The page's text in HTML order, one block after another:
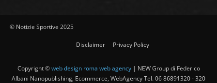
© Notizie Sportive 2025
Disclaimer Privacy Policy
Copyright ©web design roma web agency| NEW Group di Federico
Albani Nanopublishing, Ecommerce, WebAgency Tel. 06 86891320 - 320